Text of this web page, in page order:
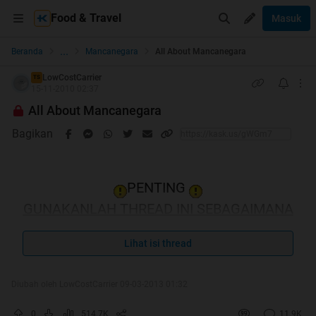
Food & Travel Masuk
Beranda ... Mancanegara All About Mancanegara
TS
LowCostCarrier
All About Mancanegara
Bagikan
PENTING
MESTINYA
1.
Selalu cek harga semua airline sebelum beli tiket
Lihat isi thread